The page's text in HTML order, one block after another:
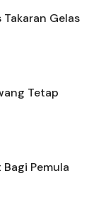
Takaran Gelas
Tetap
Pemula